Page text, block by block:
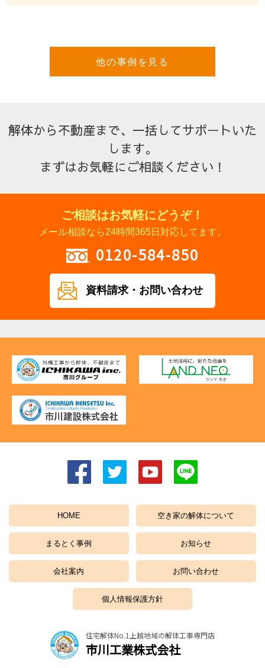
他の事例を見る
解体から不動産まで、一括してサポートいた
します。
まずはお気軽にご相談ください！
ご相談はお気軽にどうぞ！
メール相談なら24時間365日対応してます。
0120-584-850
資料請求・ お問い合わせ
HOME 空き家の解体について
まるとく事例 お知らせ
会社案内 お問い合わせ
個人情報保護方針
住宅解体No.1上越地域の解体工事専門店
市川工業株式会社